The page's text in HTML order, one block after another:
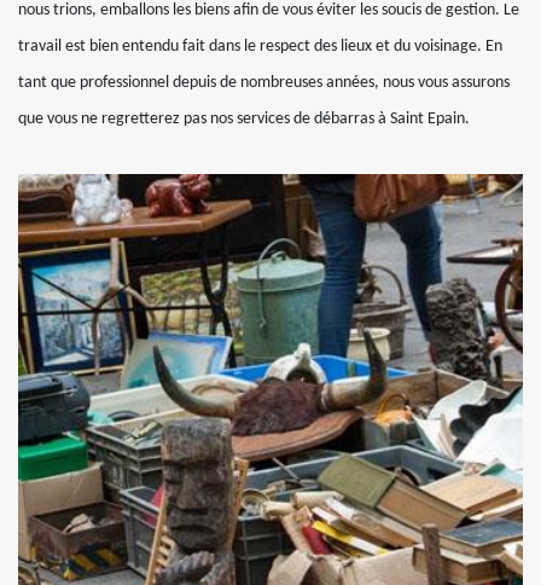
nous trions, emballons les biens afin de vous éviter les soucis de gestion. Le
travail est bien entendu fait dans le respect des lieux et du voisinage. En
tant que professionnel depuis de nombreuses années, nous vous assurons
que vous ne regretterez pas nos services de débarras à Saint Epain.